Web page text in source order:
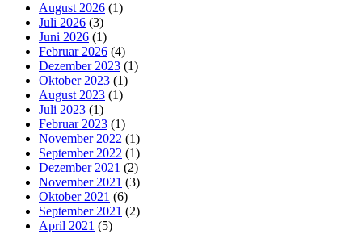
August 2026 (1)
Juli 2026 (3)
Juni 2026 (1)
Februar 2026 (4)
Dezember 2023 (1)
Oktober 2023 (1)
August 2023 (1)
Juli 2023 (1)
Februar 2023 (1)
November 2022 (1)
September 2022 (1)
Dezember 2021 (2)
November 2021 (3)
Oktober 2021 (6)
September 2021 (2)
April 2021 (5)